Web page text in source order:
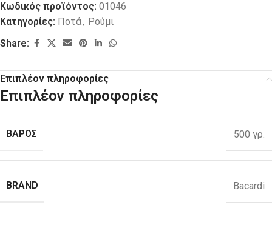
Κωδικός προϊόντος: 01046
Κατηγορίες: Ποτά, Ρούμι
Share:
Επιπλέον πληροφορίες
Επιπλέον πληροφορίες
ΒΑΡΟΣ 500 γρ.
BRAND Bacardi